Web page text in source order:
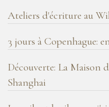
Ateliers d'écriture au
3 jours à Copenhague:
Découverte: La Maison
Shanghai